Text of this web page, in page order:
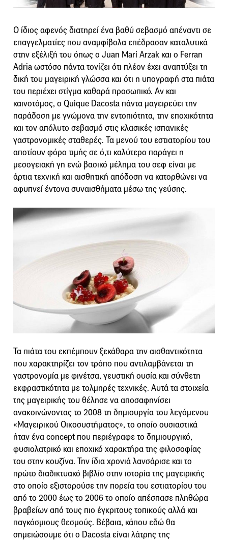
Ο ίδιος αφενός διατηρεί ένα βαθύ σεβασμό απέναντι σε
επαγγελματίες που αναμφίβολα επέδρασαν καταλυτικά
στην εξέλιξή του όπως ο Juan Mari Arzak και o Ferran
Adria ωστόσο πάντα τονίζει ότι πλέον έχει αναπτύξει τη
δική του μαγειρική γλώσσα και ότι η υπογραφή στα πιάτα
του περιέχει στίγμα καθαρά προσωπικό. Αν και
καινοτόμος, ο Quique Dacosta πάντα μαγειρεύει την
παράδοση με γνώμονα την εντοπιότητα, την εποχικότητα
και τον απόλυτο σεβασμό στις κλασικές ισπανικές
γαστρονομικές σταθερές. Τα μενού του εστιατορίου του
αποτίουν φόρο τιμής σε ό,τι καλύτερο παράγει η
μεσογειακή γη ενώ βασικό μέλημα του σεφ είναι με
άρτια τεχνική και αισθητική απόδοση να κατορθώνει να
αφυπνεί έντονα συναισθήματα μέσω της γεύσης.
Τα πιάτα του εκπέμπουν ξεκάθαρα την αισθαντικότητα
που χαρακτηρίζει τον τρόπο που αντιλαμβάνεται τη
γαστρονομία με φινέτσα, γευστική ουσία και σύνθετη
εκφραστικότητα με τολμηρές τεχνικές. Αυτά τα στοιχεία
της μαγειρικής του θέλησε να αποσαφηνίσει
ανακοινώνοντας το 2008 τη δημιουργία του λεγόμενου
«Μαγειρικού Οικοσυστήματος», το οποίο ουσιαστικά
ήταν ένα concept που περιέγραφε το δημιουργικό,
φυσιολατρικό και εποχικό χαρακτήρα της φιλοσοφίας
του στην κουζίνα. Την ίδια χρονιά λανσάρισε και το
πρώτο διαδικτυακό βιβλίο στην ιστορία της μαγειρικής
στο οποίο εξιστορούσε την πορεία του εστιατορίου του
από το 2000 έως το 2006 το οποίο απέσπασε πληθώρα
βραβείων από τους πιο έγκριτους τοπικούς αλλά και
παγκόσμιους θεσμούς. Βέβαια, κάπου εδώ θα
σημειώσουμε ότι ο Dacosta είναι λάτρης της